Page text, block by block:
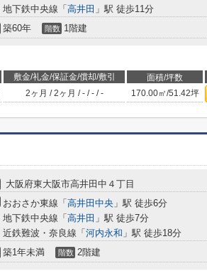
地下鉄中央線「 高井田 」駅 徒歩11分
築60年 階数 1階建
敷金/礼金/保証金/償却/敷引 面積/坪数
2ヶ月 /2ヶ月 /- /- /- 170.00㎡/51.42坪
大阪府東大阪市高井田中４丁目
おおさか東線「 高井田中央 」駅 徒歩6分
地下鉄中央線「 高井田 」駅 徒歩7分
近鉄難波・奈良線「 河内永和 」駅 徒歩18分
築1年未満 階数 2階建